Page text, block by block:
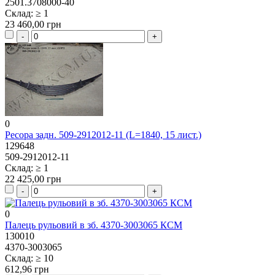
Склад: ≥ 1
23 460,00 грн
0
Ресора задн. 509-2912012-11 (L=1840, 15 лист.)
129648
509-2912012-11
Склад: ≥ 1
22 425,00 грн
0
Палець рульовий в зб. 4370-3003065 КСМ
130010
4370-3003065
Склад: ≥ 10
612,96 грн